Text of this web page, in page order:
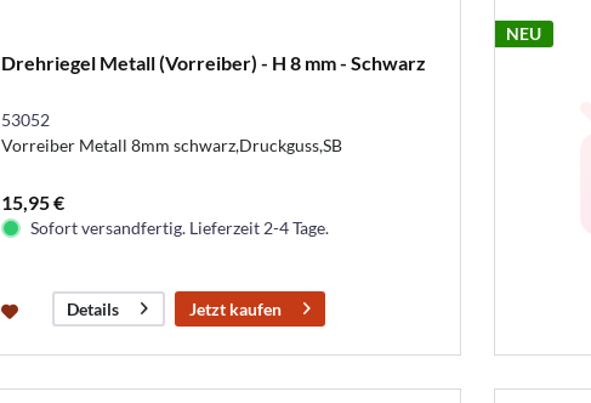
Drehriegel Metall (Vorreiber) - H 8 mm - Schwarz
53052
Vorreiber Metall 8mm schwarz,Druckguss,SB
15,95 €
Sofort versandfertig. Lieferzeit 2-4 Tage.
Details Jetzt kaufen
NEU